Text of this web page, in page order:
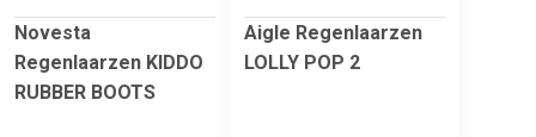
Novesta
Regenlaarzen KIDDO
RUBBER BOOTS
Aigle Regenlaarzen
LOLLY POP 2